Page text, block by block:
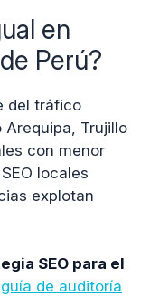
en
Perú?
del tráfico
Trujillo
con menor
locales
explotan
SEO para el
guía de auditoría